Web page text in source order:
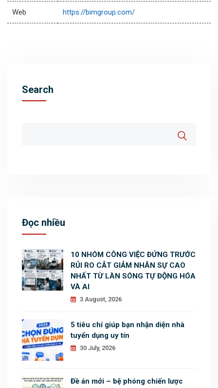
Web https://bimgroup.com/
Search
Đọc nhiều
10 NHÓM CÔNG VIỆC ĐỨNG TRƯỚC
RỦI RO CẮT GIẢM NHÂN SỰ CAO
NHẤT TỪ LÀN SÓNG TỰ ĐỘNG HÓA
VÀ AI
3 August, 2026
5 tiêu chí giúp bạn nhận diện nhà
tuyển dụng uy tín
30 July, 2026
Đề án mới – bệ phóng chiến lược